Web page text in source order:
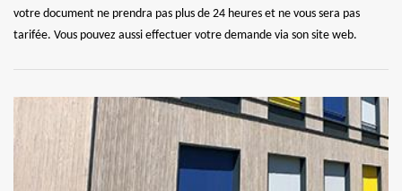
votre document ne prendra pas plus de 24 heures et ne vous sera pas
tarifée. Vous pouvez aussi effectuer votre demande via son site web.